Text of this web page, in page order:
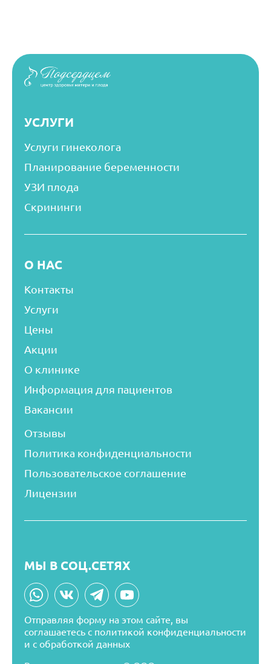
УСЛУГИ
Услуги гинеколога
Планирование беременности
УЗИ плода
Скрининги
О НАС
Контакты
Услуги
Цены
Акции
О клинике
Информация для пациентов
Вакансии
Отзывы
Политика конфиденциальности
Пользовательское соглашение
Лицензии
МЫ В СОЦ.СЕТЯХ
Отправляя форму на этом сайте, вы
соглашаетесь с политикой конфиденциальности
и с обработкой данных